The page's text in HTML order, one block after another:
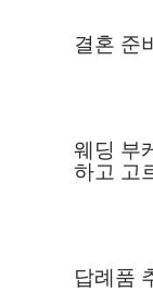
결혼 준
웨딩 부
하고 고
답례품